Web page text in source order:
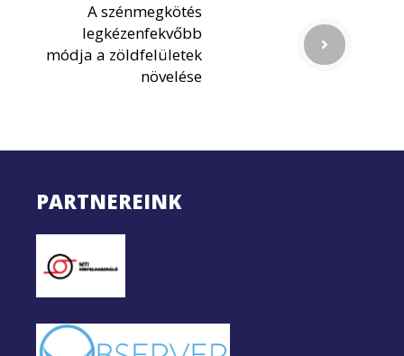
A szénmegkötés
legkézenfekvőbb
módja a zöldfelületek
növelése
PARTNEREINK